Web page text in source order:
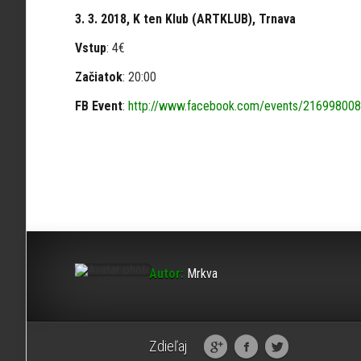
3. 3. 2018, K ten Klub (ARTKLUB), Trnava
Vstup: 4€
Začiatok: 20:00
FB Event: http://www.facebook.com/events/
Autor: Mrkva
Zdieľaj